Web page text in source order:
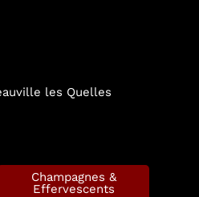
les Quelles
Champagnes &
Effervescents